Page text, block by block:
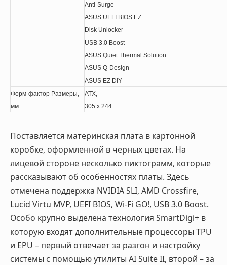
Anti-Surge
ASUS UEFI BIOS EZ
Disk Unlocker
USB 3.0 Boost
ASUS Quiet Thermal Solution
ASUS Q-Design
ASUS EZ DIY
Форм-фактор Размеры,
мм
ATX,
305 x 244
Поставляется материнская плата в картонной
коробке, оформленной в черных цветах. На
лицевой стороне несколько пиктограмм, которые
рассказывают об особенностях платы. Здесь
отмечена поддержка NVIDIA SLI, AMD Crossfire,
Lucid Virtu MVP, UEFI BIOS, Wi-Fi GO!, USB 3.0 Boost.
Особо крупно выделена технология SmartDigi+ в
которую входят дополнительные процессоры TPU
и EPU – первый отвечает за разгон и настройку
системы с помощью утилиты AI Suite II, второй – за